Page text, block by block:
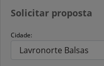
Solicitar proposta
Cidade: